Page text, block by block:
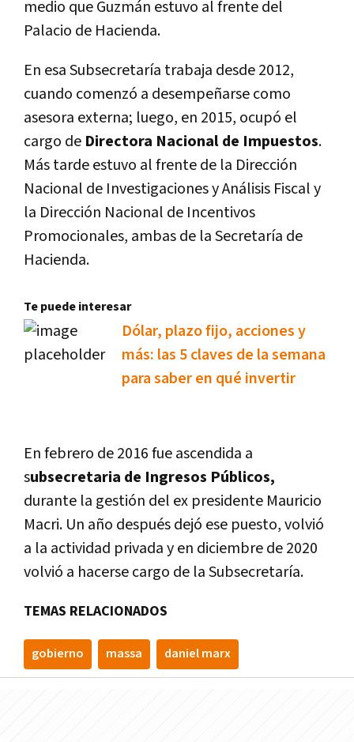
medio que Guzmán estuvo al frente del
Palacio de Hacienda.
En esa Subsecretaría trabaja desde 2012,
cuando comenzó a desempeñarse como
asesora externa; luego, en 2015, ocupó el
cargo de Directora Nacional de Impuestos.
Más tarde estuvo al frente de la Dirección
Nacional de Investigaciones y Análisis Fiscal y
la Dirección Nacional de Incentivos
Promocionales, ambas de la Secretaría de
Hacienda.
Te puede interesar
Dólar, plazo fijo, acciones y
más: las 5 claves de la semana
para saber en qué invertir
En febrero de 2016 fue ascendida a
subsecretaria de Ingresos Públicos,
durante la gestión del ex presidente Mauricio
Macri. Un año después dejó ese puesto, volvió
a la actividad privada y en diciembre de 2020
volvió a hacerse cargo de la Subsecretaría.
TEMAS RELACIONADOS
gobierno massa daniel marx